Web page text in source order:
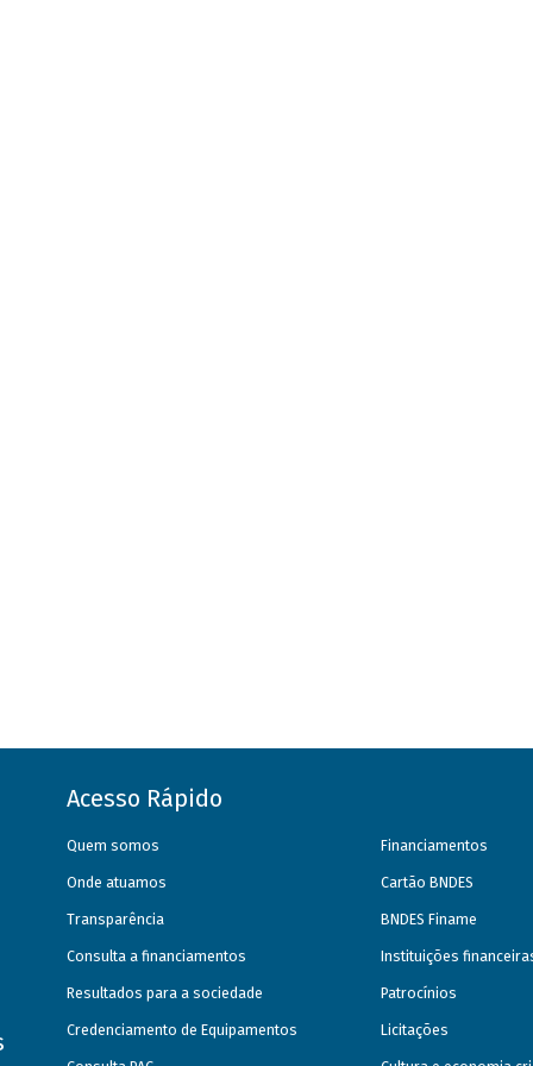
Acesso Rápido
Quem somos
Onde atuamos
Transparência
Consulta a financiamentos
Resultados para a sociedade
Credenciamento de Equipamentos
Financiamentos
Cartão BNDES
BNDES Finame
Instituições
Patrocínios
Licitações